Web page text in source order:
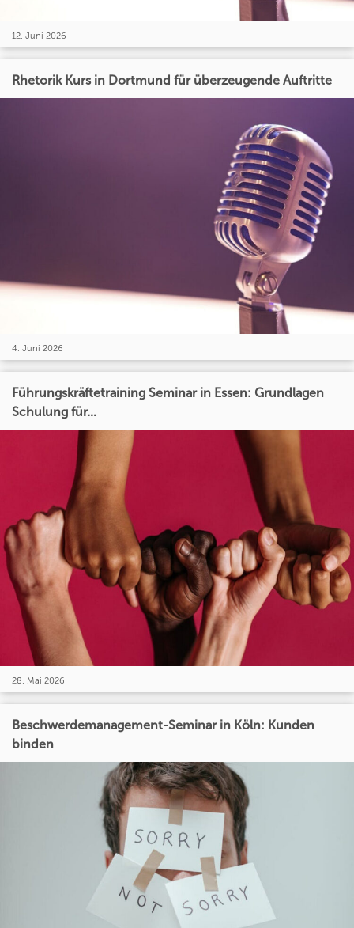
12. Juni 2026
Rhetorik Kurs in Dortmund für überzeugende Auftritte
4. Juni 2026
Führungskräftetraining Seminar in Essen: Grundlagen
Schulung für...
28. Mai 2026
Beschwerdemanagement-Seminar in Köln: Kunden
binden